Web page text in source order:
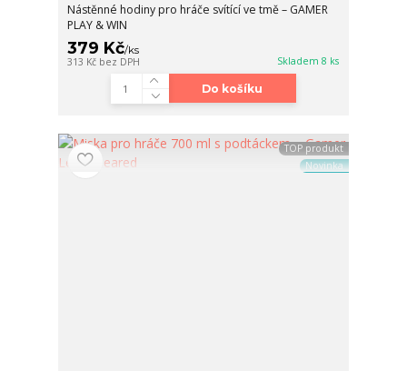
Nástěnné hodiny pro hráče svítící ve tmě – GAMER
PLAY & WIN
379 Kč/ks
313 Kč bez DPH Skladem 8 ks
Do košíku
TOP produkt
Novinka